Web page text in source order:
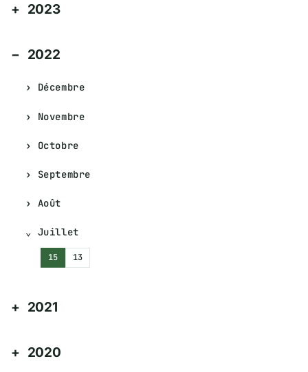
2023
2022
Décembre
Novembre
Octobre
Septembre
Août
Juillet
15 13
2021
2020